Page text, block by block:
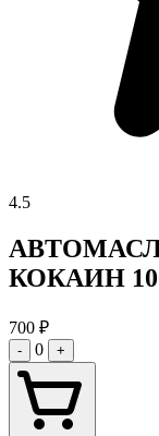
4.5
КОКАИН
700 ₽
- 0 +